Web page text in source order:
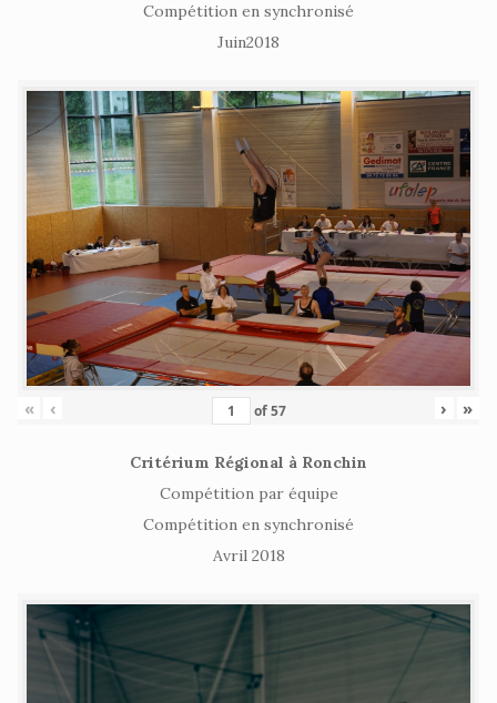
Compétition en synchronisé
Juin2018
« ‹ of57 › »
Critérium Régional à Ronchin
Compétition par équipe
Compétition en synchronisé
Avril 2018